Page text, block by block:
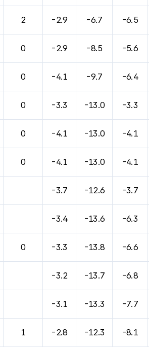
2 -2.9 -6.7 -6.5
0 -2.9 -8.5 -5.6
0 -4.1 -9.7 -6.4
0 -3.3 -13.0 -3.3
0 -4.1 -13.0 -4.1
0 -4.1 -13.0 -4.1
-3.7 -12.6 -3.7
-3.4 -13.6 -6.3
0 -3.3 -13.8 -6.6
-3.2 -13.7 -6.8
-3.1 -13.3 -7.7
1 -2.8 -12.3 -8.1